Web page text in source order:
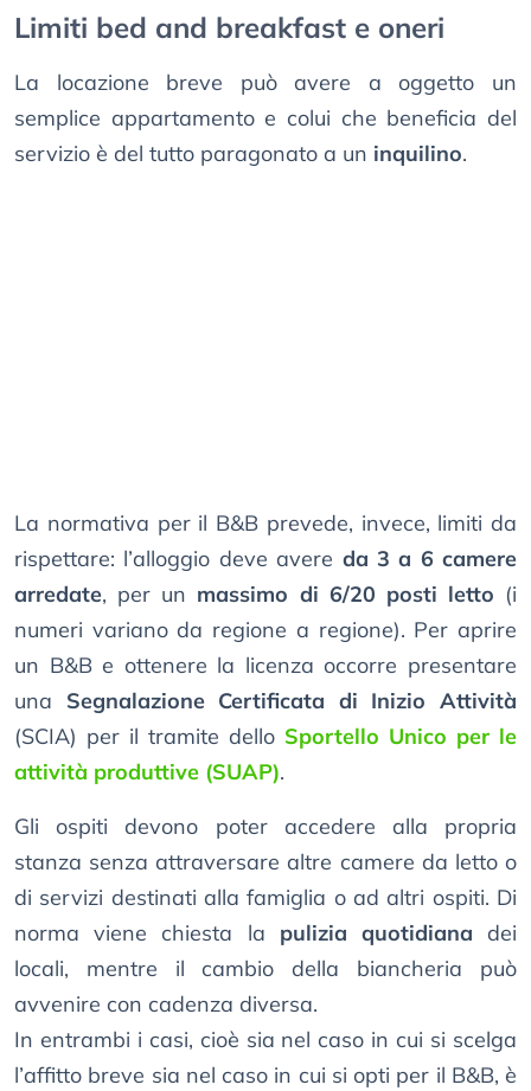
Limiti bed and breakfast e oneri
La locazione breve può avere a oggetto un
semplice appartamento e colui che beneficia del
servizio è del tutto paragonato a un inquilino.
La normativa per il B&B prevede, invece, limiti da
rispettare: l’alloggio deve avere da 3 a 6 camere
arredate, per un massimo di 6/20 posti letto (i
numeri variano da regione a regione). Per aprire
un B&B e ottenere la licenza occorre presentare
una Segnalazione Certificata di Inizio Attività
(SCIA) per il tramite dello Sportello Unico per le
attività produttive (SUAP).
Gli ospiti devono poter accedere alla propria
stanza senza attraversare altre camere da letto o
di servizi destinati alla famiglia o ad altri ospiti. Di
norma viene chiesta la pulizia quotidiana dei
locali, mentre il cambio della biancheria può
avvenire con cadenza diversa.
In entrambi i casi, cioè sia nel caso in cui si scelga
l’affitto breve sia nel caso in cui si opti per il B&B, è